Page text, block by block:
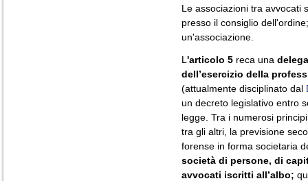
Le associazioni tra avvocati
presso il consiglio
un'associazione.
L 'articolo 5 reca una
dell’esercizio della
(attualmente disciplinato dal
un decreto legislativo entro
legge. Tra i numerosi
tra gli altri, la previsione
forense in forma societaria
società di persone, di
avvocati iscritti all’albo;